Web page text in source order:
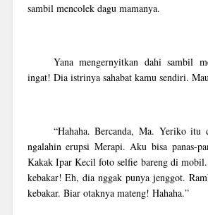
sambil mencolek dagu mamanya.
Yana mengernyitkan dahi sambil
ingat! Dia istrinya sahabat kamu sendiri.
“Hahaha. Bercanda, Ma. Yeriko itu
ngalahin erupsi Merapi. Aku bisa panas-
Kakak Ipar Kecil foto selfie bareng di
kebakar! Eh, dia nggak punya jenggot.
kebakar. Biar otaknya mateng! Hahaha.”